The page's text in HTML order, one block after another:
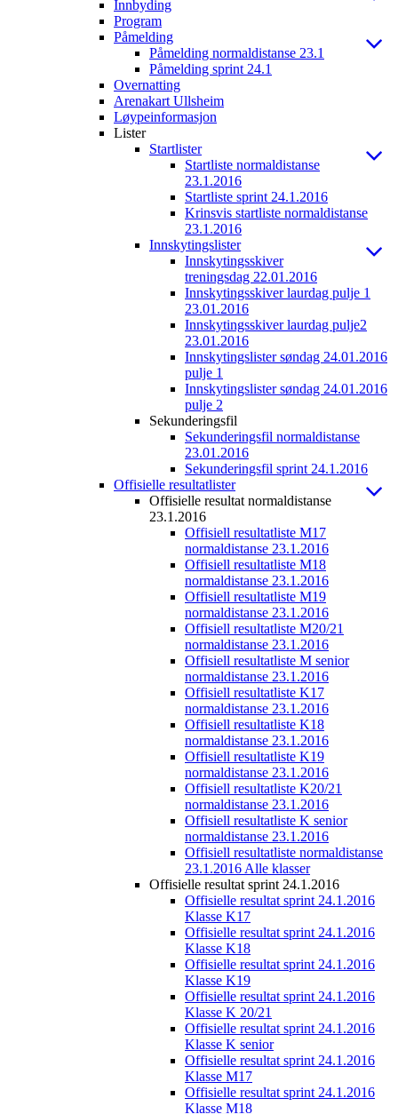
Innbyding
Program
Påmelding
Påmelding normaldistanse 23.1
Påmelding sprint 24.1
Overnatting
Arenakart Ullsheim
Løypeinformasjon
Lister
Startlister
Startliste normaldistanse
23.1.2016
Startliste sprint 24.1.2016
Krinsvis startliste normaldistanse
23.1.2016
Innskytingslister
Innskytingsskiver
treningsdag 22.01.2016
Innskytingsskiver laurdag pulje 1
23.01.2016
Innskytingsskiver laurdag pulje2
23.01.2016
Innskytingslister søndag 24.01.2016
pulje 1
Innskytingslister søndag 24.01.2016
pulje 2
Sekunderingsfil
Sekunderingsfil normaldistanse
23.01.2016
Sekunderingsfil sprint 24.1.2016
Offisielle resultatlister
Offisielle resultat normaldistanse
23.1.2016
Offisiell resultatliste M17
normaldistanse 23.1.2016
Offisiell resultatliste M18
normaldistanse 23.1.2016
Offisiell resultatliste M19
normaldistanse 23.1.2016
Offisiell resultatliste M20/21
normaldistanse 23.1.2016
Offisiell resultatliste M senior
normaldistanse 23.1.2016
Offisiell resultatliste K17
normaldistanse 23.1.2016
Offisiell resultatliste K18
normaldistanse 23.1.2016
Offisiell resultatliste K19
normaldistanse 23.1.2016
Offisiell resultatliste K20/21
normaldistanse 23.1.2016
Offisiell resultatliste K senior
normaldistanse 23.1.2016
Offisiell resultatliste normaldistanse
23.1.2016 Alle klasser
Offisielle resultat sprint 24.1.2016
Offisielle resultat sprint 24.1.2016
Klasse K17
Offisielle resultat sprint 24.1.2016
Klasse K18
Offisielle resultat sprint 24.1.2016
Klasse K19
Offisielle resultat sprint 24.1.2016
Klasse K 20/21
Offisielle resultat sprint 24.1.2016
Klasse K senior
Offisielle resultat sprint 24.1.2016
Klasse M17
Offisielle resultat sprint 24.1.2016
Klasse M18